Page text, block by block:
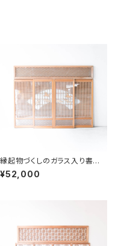
縁起物づくしのガラス入り書院
欄間 ５枚セット
¥52,000